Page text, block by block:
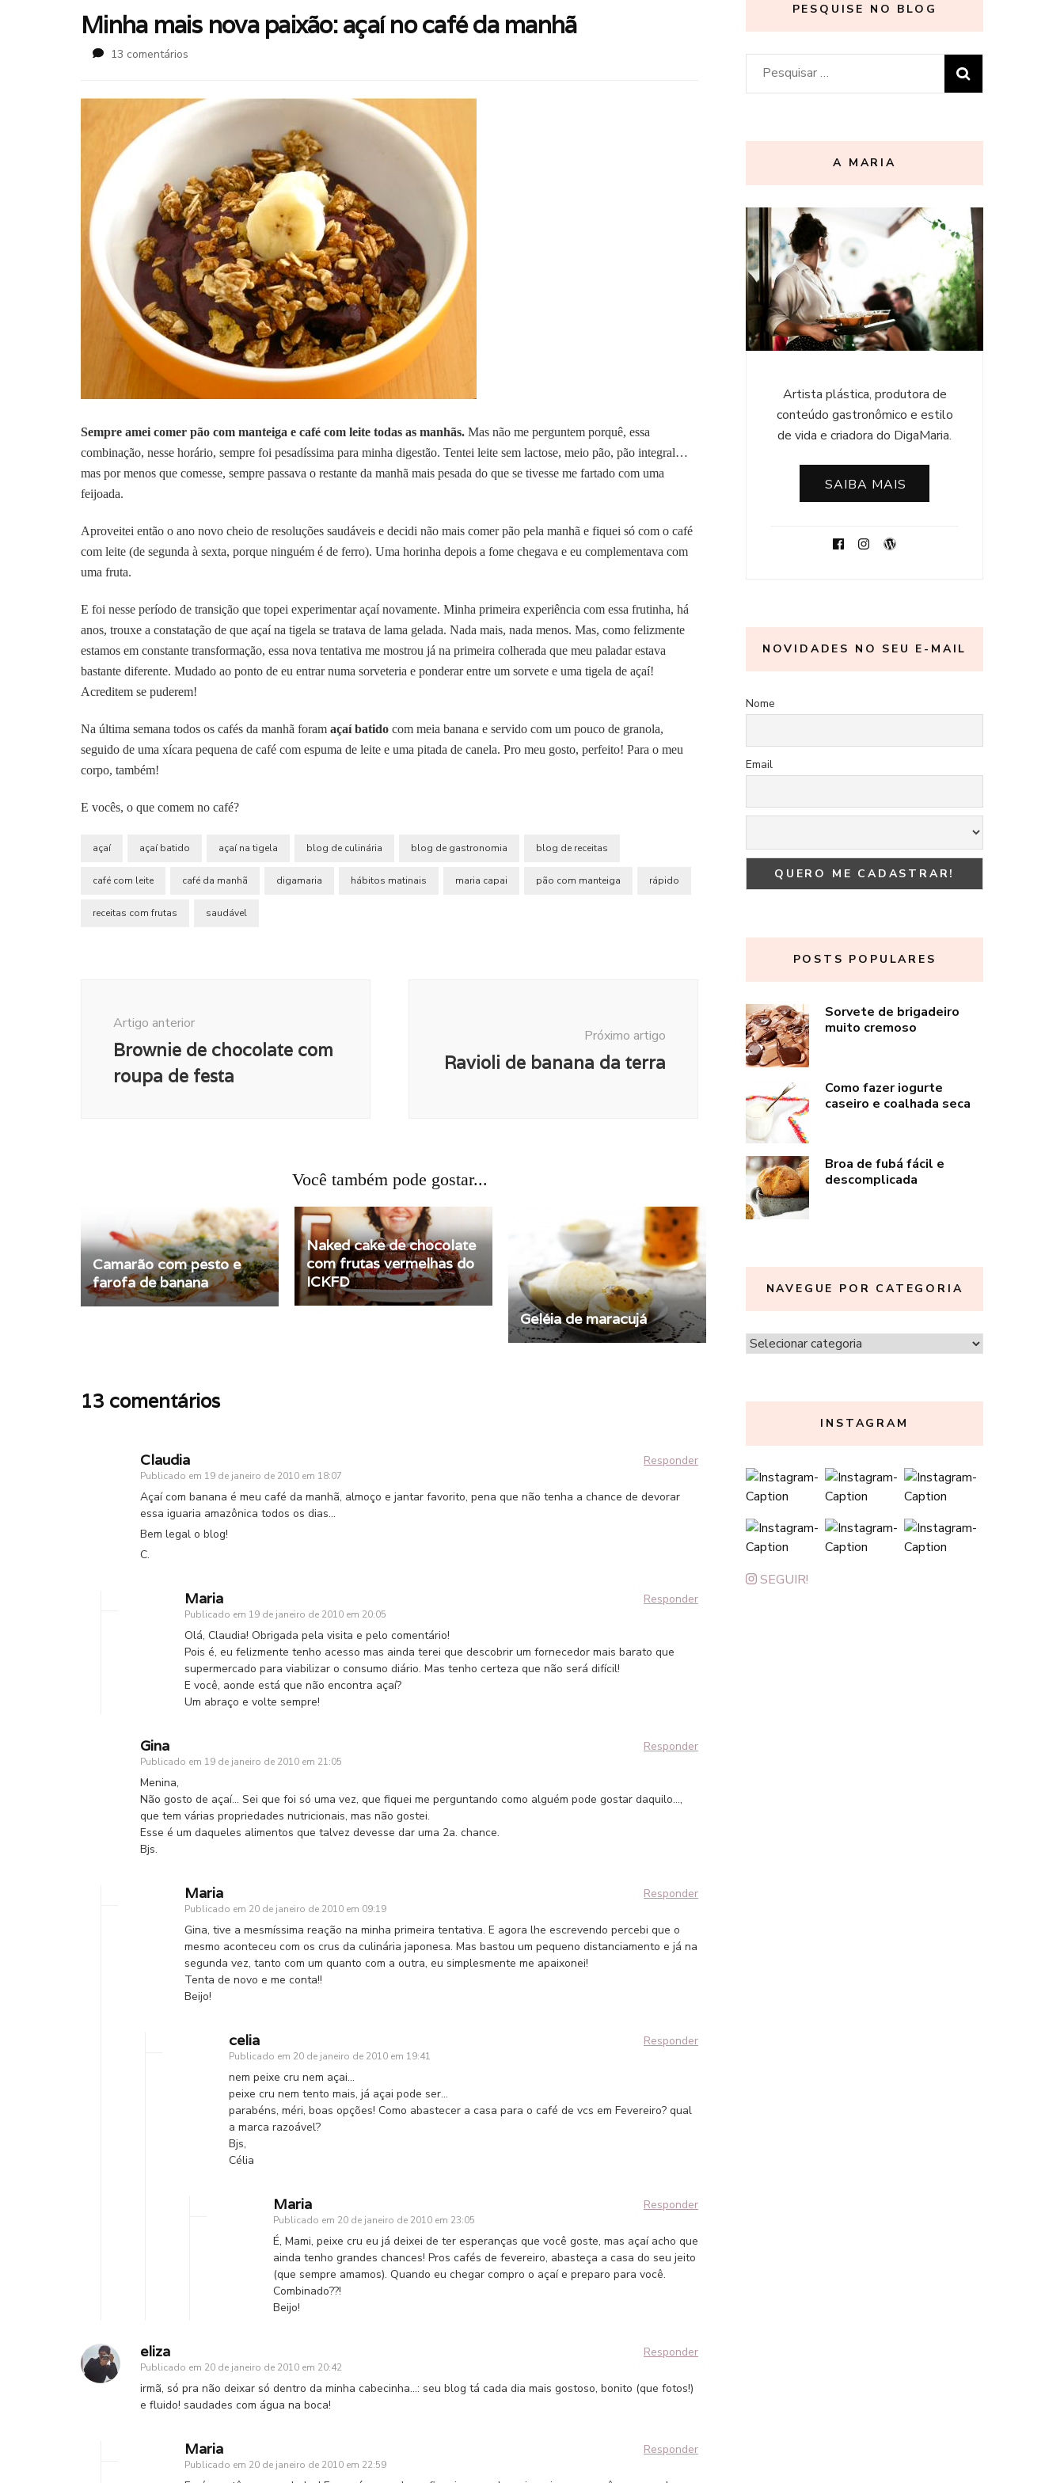
Minha mais nova paixão: açaí no café da manhã
13 comentários
nova
paixão:
açaí
da
manhã
Sempre amei comer pão com manteiga e café com leite todas as manhãs. Mas não me perguntem porquê, essa
combinação, nesse horário, sempre foi pesadíssima para minha digestão. Tentei leite sem lactose, meio pão, pão integral…
mas por menos que comesse, sempre passava o restante da manhã mais pesada do que se tivesse me fartado com uma
feijoada.
Aproveitei então o ano novo cheio de resoluções saudáveis e decidi não mais comer pão pela manhã e fiquei só com o café
com leite (de segunda à sexta, porque ninguém é de ferro). Uma horinha depois a fome chegava e eu complementava com
uma fruta.
E foi nesse período de transição que topei experimentar açaí novamente. Minha primeira experiência com essa frutinha, há
anos, trouxe a constatação de que açaí na tigela se tratava de lama gelada. Nada mais, nada menos. Mas, como felizmente
estamos em constante transformação, essa nova tentativa me mostrou já na primeira colherada que meu paladar estava
bastante diferente. Mudado ao ponto de eu entrar numa sorveteria e ponderar entre um sorvete e uma tigela de açaí!
Acreditem se puderem!
Na última semana todos os cafés da manhã foram açaí batido com meia banana e servido com um pouco de granola,
seguido de uma xícara pequena de café com espuma de leite e uma pitada de canela. Pro meu gosto, perfeito! Para o meu
corpo, também!
E vocês, o que comem no café?
açaí açaí batido açaí na tigela blog de culinária blog de gastronomia blog de receitas
café com leite café da manhã digamaria hábitos matinais maria capai pão com manteiga rápido
receitas com frutas saudável
Artigo anterior
Brownie de chocolate com
roupa de festa
Próximo artigo
Ravioli de banana da terra
Você também pode gostar...
Camarão com pesto e
farofa de banana
Naked cake de chocolate
com frutas vermelhas do
ICKFD
Geléia de maracujá
13 comentários
Claudia
Publicado em 19 de janeiro de 2010 em 18:07
Responder
Açaí com banana é meu café da manhã, almoço e jantar favorito, pena que não tenha a chance de devorar
essa iguaria amazônica todos os dias…
Bem legal o blog!
C.
Maria
Publicado em 19 de janeiro de 2010 em 20:05
Responder
Olá, Claudia! Obrigada pela visita e pelo comentário!
Pois é, eu felizmente tenho acesso mas ainda terei que descobrir um fornecedor mais barato que
supermercado para viabilizar o consumo diário. Mas tenho certeza que não será difícil!
E você, aonde está que não encontra açaí?
Um abraço e volte sempre!
Gina
Publicado em 19 de janeiro de 2010 em 21:05
Responder
Menina,
Não gosto de açaí… Sei que foi só uma vez, que fiquei me perguntando como alguém pode gostar daquilo…,
que tem várias propriedades nutricionais, mas não gostei.
Esse é um daqueles alimentos que talvez devesse dar uma 2a. chance.
Bjs.
Maria
Publicado em 20 de janeiro de 2010 em 09:19
Responder
Gina, tive a mesmíssima reação na minha primeira tentativa. E agora lhe escrevendo percebi que o
mesmo aconteceu com os crus da culinária japonesa. Mas bastou um pequeno distanciamento e já na
segunda vez, tanto com um quanto com a outra, eu simplesmente me apaixonei!
Tenta de novo e me conta!!
Beijo!
celia
Publicado em 20 de janeiro de 2010 em 19:41
Responder
nem peixe cru nem açai…
peixe cru nem tento mais, já açai pode ser…
parabéns, méri, boas opções! Como abastecer a casa para o café de vcs em Fevereiro? qual
a marca razoável?
Bjs,
Célia
Maria
Publicado em 20 de janeiro de 2010 em 23:05
Responder
É, Mami, peixe cru eu já deixei de ter esperanças que você goste, mas açaí acho que
ainda tenho grandes chances! Pros cafés de fevereiro, abasteça a casa do seu jeito
(que sempre amamos). Quando eu chegar compro o açaí e preparo para você.
Combinado??!
Beijo!
eliza
Publicado em 20 de janeiro de 2010 em 20:42
Responder
irmã, só pra não deixar só dentro da minha cabecinha…: seu blog tá cada dia mais gostoso, bonito (que fotos!)
e fluido! saudades com água na boca!
Maria
Publicado em 20 de janeiro de 2010 em 22:59
Responder
PESQUISE NO BLOG
Pesquisar
por:
A MARIA
Artista plástica, produtora de
conteúdo gastronômico e estilo
de vida e criadora do DigaMaria.
SAIBA MAIS
NOVIDADES NO SEU E-MAIL
Nome
Email
POSTS POPULARES
Sorvete de brigadeiro
muito cremoso
Como fazer iogurte
caseiro e coalhada seca
Broa de fubá fácil e
descomplicada
NAVEGUE POR CATEGORIA
Navegue
INSTAGRAM
SEGUIR!